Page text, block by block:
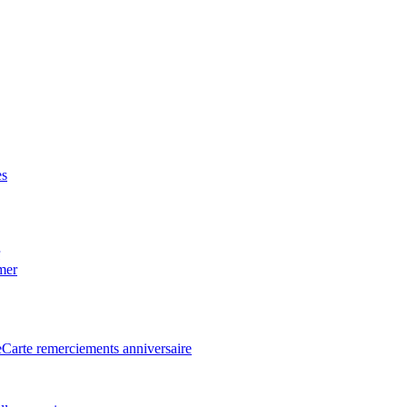
Carte remerciements anniversaire